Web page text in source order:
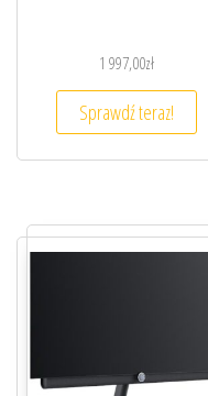
1 997,00zł
Sprawdź teraz!